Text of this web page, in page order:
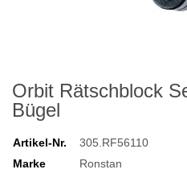
Orbit Rätschblock
Bügel
Artikel-Nr.
305.RF56110
Marke
Ronstan